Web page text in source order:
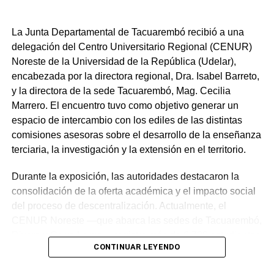
La Junta Departamental de Tacuarembó recibió a una
delegación del Centro Universitario Regional (CENUR)
Noreste de la Universidad de la República (Udelar),
encabezada por la directora regional, Dra. Isabel Barreto,
y la directora de la sede Tacuarembó, Mag. Cecilia
Marrero. El encuentro tuvo como objetivo generar un
espacio de intercambio con los ediles de las distintas
comisiones asesoras sobre el desarrollo de la enseñanza
terciaria, la investigación y la extensión en el territorio.
Durante la exposición, las autoridades destacaron la
consolidación de la oferta académica y el impacto social
del proceso de descentralización. Actualmente, el
Rivera y Cerro Largo— registra más de 6.700 estudiantes
activos. Según los datos presentados, aproximadamente
CONTINUAR LEYENDO